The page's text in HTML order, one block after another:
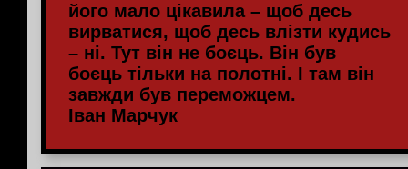
його мало цікавила – щоб десь
вирватися, щоб десь влізти кудись
– ні. Тут він не боєць. Він був
боєць тільки на полотні. І там він
завжди був переможцем.
Іван Марчук